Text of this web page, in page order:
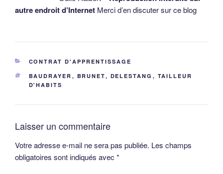
autre endroit d’Internet Merci d’en discuter sur ce blog
CATÉGORIES
CONTRAT D'APPRENTISSAGE
ÉTIQUETTES
BAUDRAYER , BRUNET, DELESTANG , TAILLEUR
D'HABITS
Laisser un commentaire
Votre adresse e-mail ne sera pas publiée. Les champs
obligatoires sont indiqués avec *